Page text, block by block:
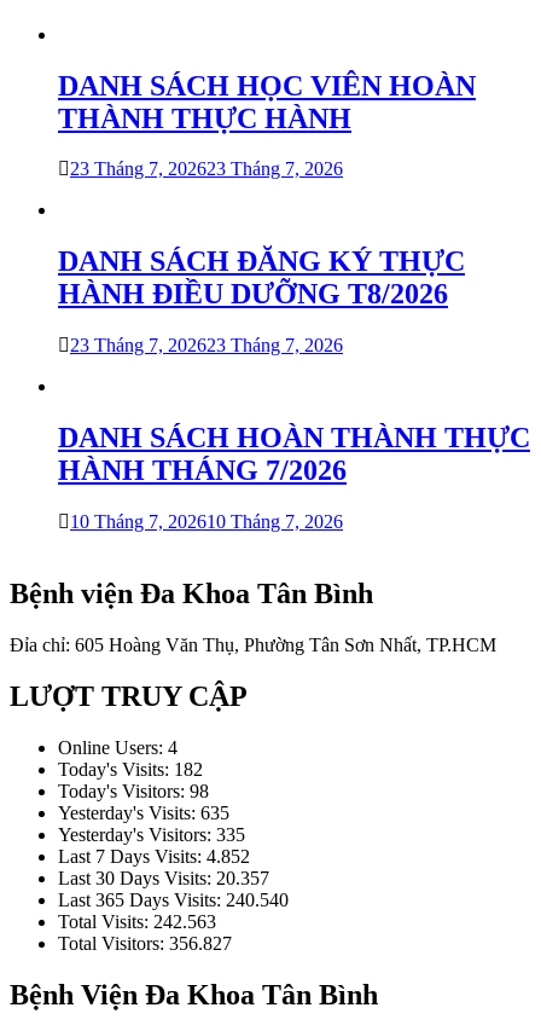
DANH SÁCH HỌC VIÊN HOÀN
THÀNH THỰC HÀNH
23 Tháng 7, 202623 Tháng 7, 2026
DANH SÁCH ĐĂNG KÝ THỰC
HÀNH ĐIỀU DƯỠNG T8/2026
23 Tháng 7, 202623 Tháng 7, 2026
DANH SÁCH HOÀN THÀNH THỰC
HÀNH THÁNG 7/2026
10 Tháng 7, 202610 Tháng 7, 2026
Bệnh viện Đa Khoa Tân Bình
Đỉa chỉ: 605 Hoàng Văn Thụ, Phường Tân Sơn Nhất, TP.HCM
LƯỢT TRUY CẬP
Online Users: 4
Today's Visits: 182
Today's Visitors: 98
Yesterday's Visits: 635
Yesterday's Visitors: 335
Last 7 Days Visits: 4.852
Last 30 Days Visits: 20.357
Last 365 Days Visits: 240.540
Total Visits: 242.563
Total Visitors: 356.827
Bệnh Viện Đa Khoa Tân Bình